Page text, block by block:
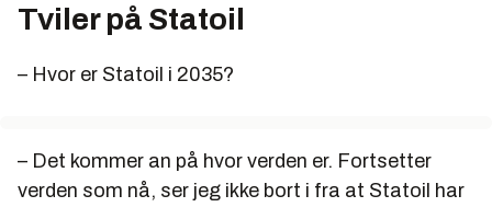
Tviler på Statoil
– Hvor er Statoil i 2035?
– Det kommer an på hvor verden er. Fortsetter
verden som nå, ser jeg ikke bort i fra at Statoil har